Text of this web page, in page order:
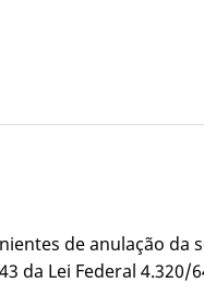
de anulação
da Lei Federal 4.320/